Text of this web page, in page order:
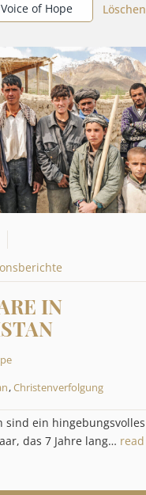
of Hope Löschen
IN
,Christenverfolgung
sind ein hingebungsvolles
das 7 Jahre lang… read